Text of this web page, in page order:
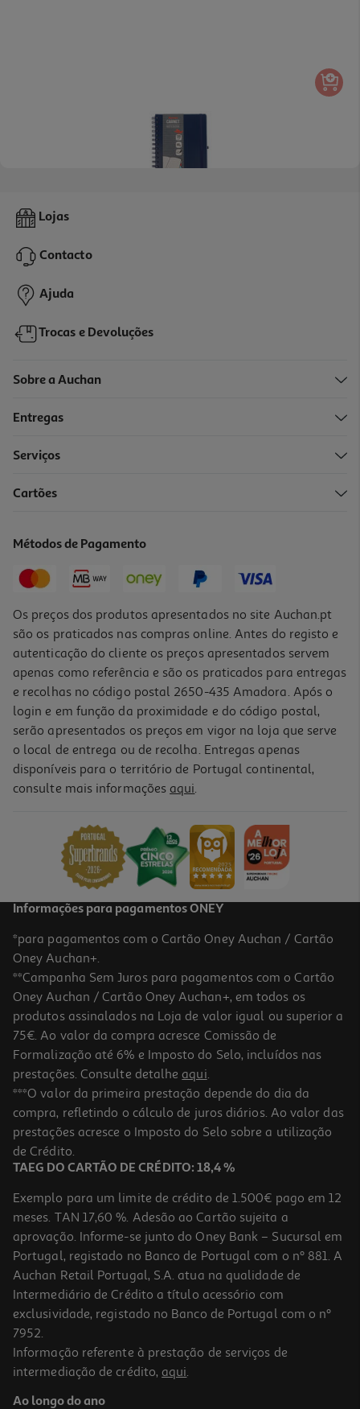
Caderno Espiral A5 Auchan Azul
3,19 €
Caderno A5 Auchan Com Elástico
Caderno A5 Auchan Com Elástico E Caneta
5.59 €/un
5,59 €
Bloco De Notas Espiral Auchan Capa Tecido
1.99 €/un
Lojas
Contacto
Ajuda
Trocas e Devoluções
Sobre a Auchan
Entregas
Serviços
Cartões
Métodos de Pagamento
Os preços dos produtos apresentados no site Auchan.pt
são os praticados nas compras online. Antes do registo e
autenticação do cliente os preços apresentados servem
apenas como referência e são os praticados para entregas
e recolhas no código postal 2650-435 Amadora. Após o
login e em função da proximidade e do código postal,
serão apresentados os preços em vigor na loja que serve
o local de entrega ou de recolha. Entregas apenas
disponíveis para o território de Portugal continental,
consulte mais informações aqui.
Informações para pagamentos ONEY
*para pagamentos com o Cartão Oney Auchan / Cartão
Oney Auchan+.
**Campanha Sem Juros para pagamentos com o Cartão
Oney Auchan / Cartão Oney Auchan+, em todos os
produtos assinalados na Loja de valor igual ou superior a
75€. Ao valor da compra acresce Comissão de
Formalização até 6% e Imposto do Selo, incluídos nas
prestações. Consulte detalhe aqui.
***O valor da primeira prestação depende do dia da
compra, refletindo o cálculo de juros diários. Ao valor das
prestações acresce o Imposto do Selo sobre a utilização
de Crédito.
TAEG DO CARTÃO DE CRÉDITO: 18,4 %
Exemplo para um limite de crédito de 1.500€ pago em 12
meses. TAN 17,60 %. Adesão ao Cartão sujeita a
aprovação. Informe-se junto do Oney Bank – Sucursal em
Portugal, registado no Banco de Portugal com o nº 881. A
Auchan Retail Portugal, S.A. atua na qualidade de
Intermediário de Crédito a título acessório com
exclusividade, registado no Banco de Portugal com o nº
7952.
Informação referente à prestação de serviços de
intermediação de crédito, aqui.
Ao longo do ano